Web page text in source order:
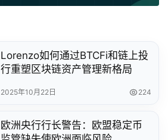
Lorenzo如何通过BTCFi和链上投
行重塑区块链资产管理新格局
2025年10月22日 224
欧洲央行行长警告：欧盟稳定币